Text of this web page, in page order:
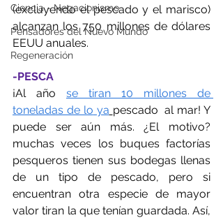
Ciencia - Negacionismo
Pensadores del Nuevo Mundo
Regeneración
(excluyendo el pescado y el marisco)
alcanzan los 750 millones de dólares
EEUU anuales.
-PESCA
¡Al año se tiran 10 millones de
toneladas de lo ya pescado  al mar! Y
puede ser aún más. ¿El motivo?
muchas veces los buques factorías
pesqueros tienen sus bodegas llenas
de un tipo de pescado, pero si
encuentran otra especie de mayor
valor tiran la que tenían guardada. Así,